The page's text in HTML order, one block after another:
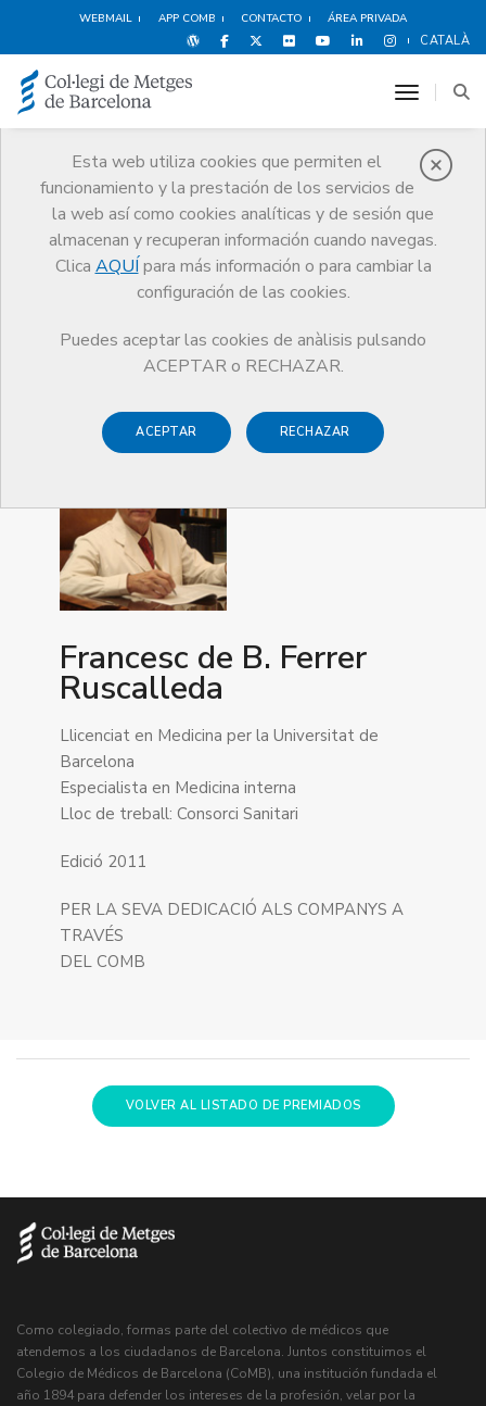
WEBMAIL APP COMB CONTACTO ÁREA PRIVADA
CATALÀ
Esta web utiliza cookies que permiten el
funcionamiento y la prestación de los servicios de
la web así como cookies analíticas y de sesión que
almacenan y recuperan información cuando navegas.
Clica AQUÍ para más información o para cambiar la
configuración de las cookies.
Puedes aceptar las cookies de anàlisis pulsando
ACEPTAR o RECHAZAR.
ACEPTAR RECHAZAR
toggle
Premios
El CoMB Guardonat Edició 2011
Guardonat Edició 2011
Francesc de B. Ferrer
Ruscalleda
Llicenciat en Medicina per la Universitat de
Barcelona
Especialista en Medicina interna
Lloc de treball: Consorci Sanitari
Edició 2011
PER LA SEVA DEDICACIÓ ALS COMPANYS A
TRAVÉS
DEL COMB
VOLVER AL LISTADO DE PREMIADOS
Como colegiado, formas parte del colectivo de médicos que
atendemos a los ciudadanos de Barcelona. Juntos constituimos el
Colegio de Médicos de Barcelona (CoMB), una institución fundada el
año 1894 para defender los intereses de la profesión, velar por la